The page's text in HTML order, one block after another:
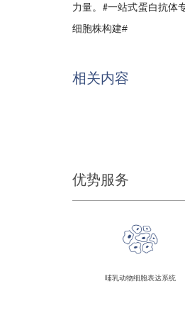
力量。 #一站式蛋白抗体
细胞株构建#
相关内容
优势服务
哺乳动物细胞表达系统